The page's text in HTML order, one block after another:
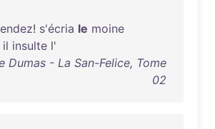
! s'écria le moine
il insulte l'
Dumas - La San-Felice, Tome
02